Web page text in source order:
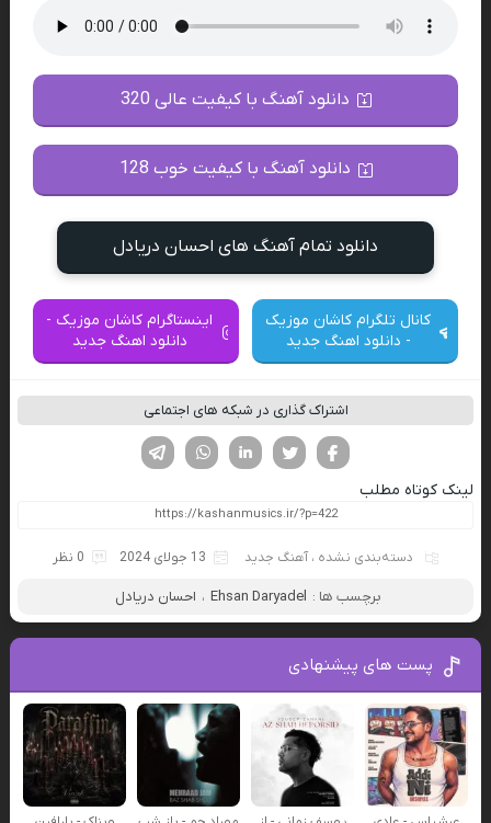
دانلود آهنگ با کیفیت عالی 320
دانلود آهنگ با کیفیت خوب 128
دانلود تمام آهنگ های احسان دریادل
کانال تلگرام کاشان موزیک
- دانلود اهنگ جدید
اینستاگرام کاشان موزیک -
دانلود اهنگ جدید
اشتراک گذاری در شبکه های اجتماعی
لینکدین تویتر
فیسوک
لینک کوتاه مطلب
دسته‌بندی نشده ، آهنگ جدید 13 جولای 2024 0 نظر
برچسب ها : Ehsan Daryadel ، احسان دریادل
پست های پیشنهادی